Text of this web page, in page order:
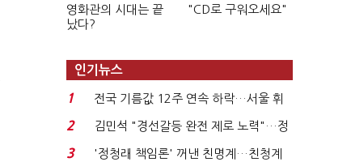
영화관의 시대는 끝
났다?
"CD로 구워오세요"
인기뉴스
1
전국 기름값 12주 연속 하락…서울 휘
발윳값 1909원...
2
김민석 "경선갈등 완전 제로 노력"…정
청래 "반명 공세 사...
3
'정청래 책임론' 꺼낸 친명계…친청계